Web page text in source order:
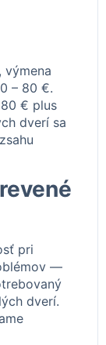
výmena
– 80 €.
€ plus
dverí sa
pri
—
dverí.